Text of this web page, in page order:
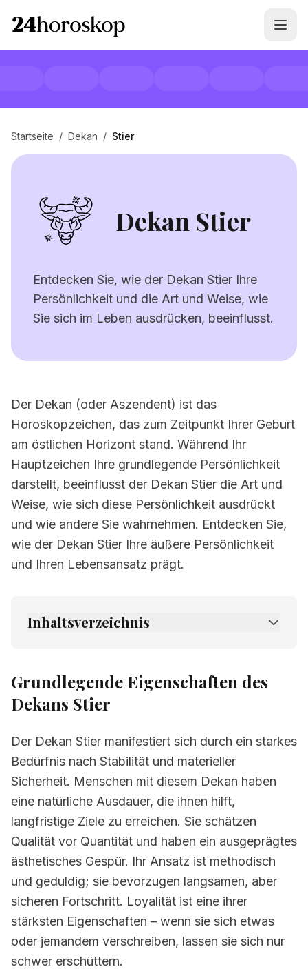
Startseite / Dekan / Stier
Dekan Stier
Entdecken Sie, wie der Dekan Stier Ihre
Persönlichkeit und die Art und Weise, wie
Sie sich im Leben ausdrücken, beeinflusst.
Der Dekan (oder Aszendent) ist das
Horoskopzeichen, das zum Zeitpunkt Ihrer Geburt
am östlichen Horizont stand. Während Ihr
Hauptzeichen Ihre grundlegende Persönlichkeit
darstellt, beeinflusst der Dekan Stier die Art und
Weise, wie sich diese Persönlichkeit ausdrückt
und wie andere Sie wahrnehmen. Entdecken Sie,
wie der Dekan Stier Ihre äußere Persönlichkeit
und Ihren Lebensansatz prägt.
Inhaltsverzeichnis
2. Wie der Dekan Stier Ihre Persönlichkeit
beeinflusst
3.1 Widder und Dekan Stier
3.2
Stier und Dekan Stier
3.3
Zwillinge und Dekan Stier
3.4 Krebs und Dekan Stier
3.5 Löwe und Dekan Stier
3.6 Jungfrau und Dekan Stier
3.7
Waage und Dekan Stier
Skorpion und Dekan Stier
Grundlegende Eigenschaften des
Dekans Stier
Der Dekan Stier manifestiert sich durch ein starkes
Bedürfnis nach Stabilität und materieller
Sicherheit. Menschen mit diesem Dekan haben
eine natürliche Ausdauer, die ihnen hilft,
langfristige Ziele zu erreichen. Sie schätzen
Qualität vor Quantität und haben ein ausgeprägtes
ästhetisches Gespür. Ihr Ansatz ist methodisch
und geduldig; sie bevorzugen langsamen, aber
sicheren Fortschritt. Loyalität ist eine ihrer
stärksten Eigenschaften – wenn sie sich etwas
oder jemandem verschreiben, lassen sie sich nur
schwer erschüttern.